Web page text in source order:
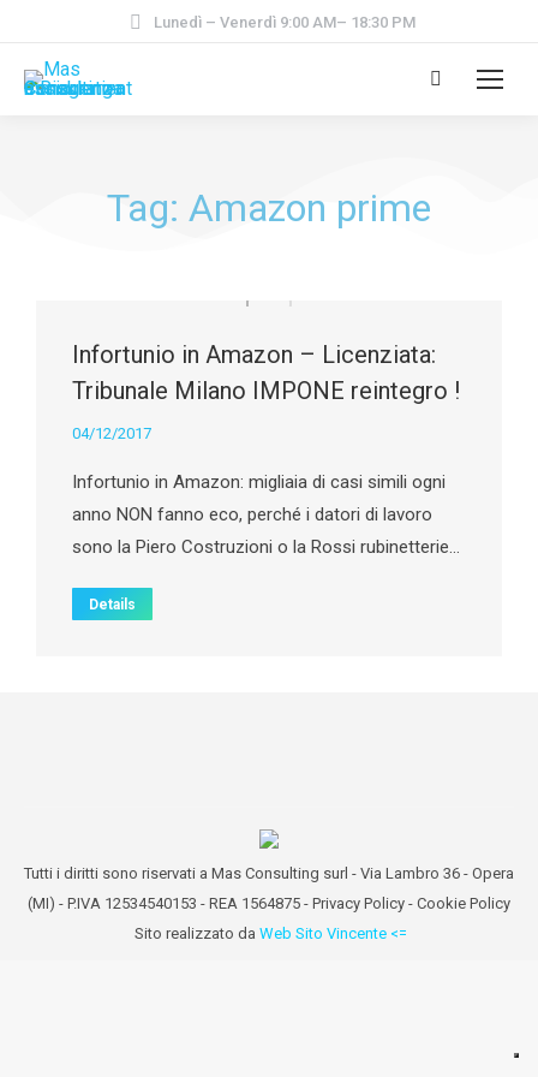
Lunedì – Venerdì 9:00 AM– 18:30 PM
Tag: Amazon prime
Infortunio in Amazon – Licenziata:
Tribunale Milano IMPONE reintegro !
04/12/2017
Infortunio in Amazon: migliaia di casi simili ogni
anno NON fanno eco, perché i datori di lavoro
sono la Piero Costruzioni o la Rossi rubinetterie…
Details
Tutti i diritti sono riservati a Mas Consulting surl - Via Lambro 36 - Opera
(MI) - P.IVA 12534540153 - REA 1564875 - Privacy Policy - Cookie Policy
Sito realizzato da Web Sito Vincente <=